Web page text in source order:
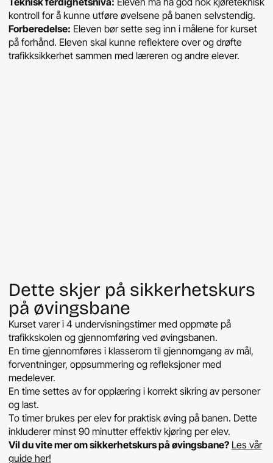
kontroll for å kunne utføre øvelsene på banen selvstendig.
Forberedelse: Eleven bør sette seg inn i målene for kurset
på forhånd. Eleven skal kunne reflektere over og drøfte
trafikksikkerhet sammen med læreren og andre elever.
Dette skjer på sikkerhetskurs
på øvingsbane
Kurset varer i 4 undervisningstimer med oppmøte på
trafikkskolen og gjennomføring ved øvingsbanen.
En time gjennomføres i klasserom til gjennomgang av mål,
forventninger, oppsummering og refleksjoner med
medelever.
En time settes av for opplæring i korrekt sikring av personer
og last.
To timer brukes per elev for praktisk øving på banen. Dette
inkluderer minst 90 minutter effektiv kjøring per elev.
Vil du vite mer om sikkerhetskurs på øvingsbane? Les vår
guide her!